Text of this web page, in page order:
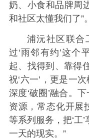
奶、小食和品牌周
和社区太懂我们了”。
浦沅社区联合
过‘雨邻有约’这个
起、找得到、靠得
祝‘六一’，更是一
深度‘破圈’融合。
资源，常态化开展
等系列服务，把‘工
一天的现实。”